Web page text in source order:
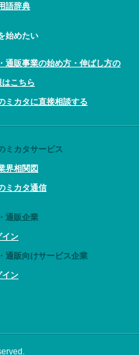
語辞典
始めたい
通販事業の始め方・伸ばし方の
はこちら
ミカタに直接相談する
ミカタサービス
界相関図
ミカタ通信
通販企業
イン
通販向けサービス企業
イン